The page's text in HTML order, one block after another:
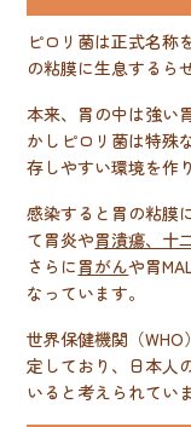
ピロリ菌は正式名称
の粘膜に生息するら
本来、胃の中は強い
かしピロリ菌は特殊
存しやすい環境を作
感染すると胃の粘膜
て胃炎や胃潰瘍、十
さらに 胃がんや胃
なっています。
世界保健機関（
定しており、日本人
いると考えられてい